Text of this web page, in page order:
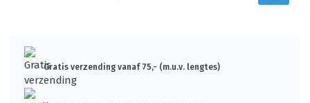
Gratis verzending vanaf 75,- (m.u.v. lengtes)